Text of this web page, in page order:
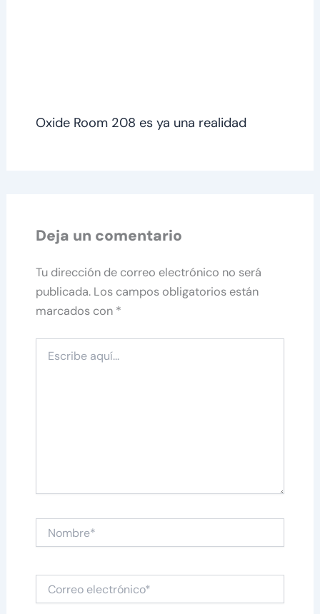
Oxide Room 208 es ya una realidad
Deja un comentario
Tu dirección de correo electrónico no será
publicada. Los campos obligatorios están
marcados con *
aquí...
electrónico*